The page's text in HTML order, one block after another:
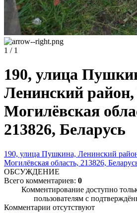
1 / 1
190, улица
Ленинский
Могилёвская
213826, Беларусь
190, улица Пушкина, Ленинский
Могилёвская область, 213826,
ОБСУЖДЕНИЕ
Всего комментариев: 0
Комментирование доступно
пользователям с
Комментарии отсутствуют